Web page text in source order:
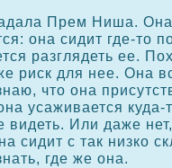
Прем Ниша.
она сидит где-то
разглядеть ее.
риск для нее. Она
что она
усаживается куда-
видеть. Или даже
сидит с так низкο
где же она.